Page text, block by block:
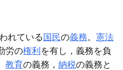
れている 国民の義務。 憲法
労の権利 を有し，義務を負
教育の義務， 納税の義務と